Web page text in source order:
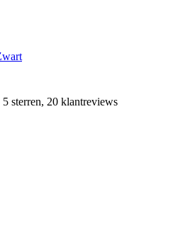
sterren, 20 klantreviews